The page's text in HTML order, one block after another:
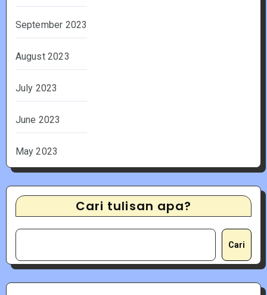
September 2023
August 2023
July 2023
June 2023
May 2023
Cari tulisan apa?
Cari